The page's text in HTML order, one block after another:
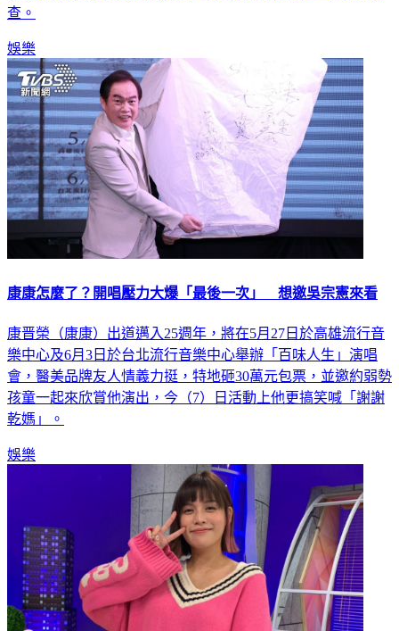
查。
娛樂
康康怎麼了？開唱壓力大爆「最後一次」 想邀吳宗憲來看
康晋榮（康康）出道邁入25週年，將在5月27日於高雄流行音
樂中心及6月3日於台北流行音樂中心舉辦「百味人生」演唱
會，醫美品牌友人情義力挺，特地砸30萬元包票，並邀約弱勢
孩童一起來欣賞他演出，今（7）日活動上他更搞笑喊「謝謝
乾媽」。
娛樂